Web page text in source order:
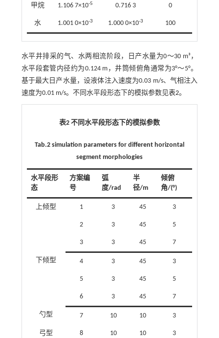
甲烷 1.106 7×10-5 0.716 3 0
水 1.001 0×10-3 1.000 0×10-3 100
水平井排采的气、水两相流阶段，日产水量为0～30 m³，
水平段套管内径约为0.124 m，井筒倾俯角通常为3°～5°。
基于最大日产水量，设液体注入速度为0.03 m/s、气相注入
速度为0.01 m/s。不同水平段形态下的模拟参数见表2。
表2 不同水平段形态下的模拟参数
Tab.2 simulation parameters for different horizontal
segment morphologies
水平段形
态
方案编
号
弧
度/rad
半
径/m
倾俯
角/(°)
上倾型 1 3 45 3
2 3 45 5
3 3 45 7
下倾型 4 3 45 3
5 3 45 5
6 3 45 7
勺型 7 10 10 3
弓型 8 10 10 3